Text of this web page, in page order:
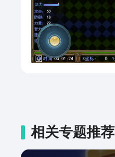
相关专题推荐